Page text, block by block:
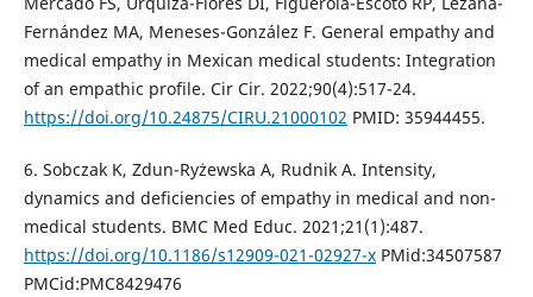
Fernández MA, Meneses-González F. General empathy and
medical empathy in Mexican medical students: Integration
of an empathic profile. Cir Cir. 2022;90(4):517-24.
https://doi.org/10.24875/CIRU.21000102 PMID: 35944455.
6. Sobczak K, Zdun-Ryżewska A, Rudnik A. Intensity,
dynamics and deficiencies of empathy in medical and non-
medical students. BMC Med Educ. 2021;21(1):487.
https://doi.org/10.1186/s12909-021-02927-xPMid:34507587
PMCid:PMC8429476